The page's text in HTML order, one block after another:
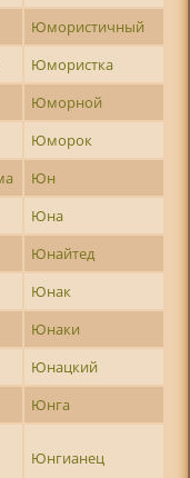
Юмористичный
Юмористка
Юморной
Юморок
Юн
Юна
Юнайтед
Юнак
Юнаки
Юнацкий
Юнга
Юнгианец